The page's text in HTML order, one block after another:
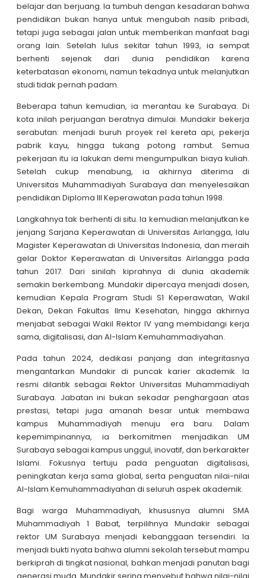
belajar dan berjuang. Ia tumbuh dengan kesadaran bahwa
pendidikan bukan hanya untuk mengubah nasib pribadi,
tetapi juga sebagai jalan untuk memberikan manfaat bagi
orang lain. Setelah lulus sekitar tahun 1993, ia sempat
berhenti sejenak dari dunia pendidikan karena
keterbatasan ekonomi, namun tekadnya untuk melanjutkan
studi tidak pernah padam.
Beberapa tahun kemudian, ia merantau ke Surabaya. Di
kota inilah perjuangan beratnya dimulai. Mundakir bekerja
serabutan: menjadi buruh proyek rel kereta api, pekerja
pabrik kayu, hingga tukang potong rambut. Semua
pekerjaan itu ia lakukan demi mengumpulkan biaya kuliah.
Setelah cukup menabung, ia akhirnya diterima di
Universitas Muhammadiyah Surabaya dan menyelesaikan
pendidikan Diploma III Keperawatan pada tahun 1998.
Langkahnya tak berhenti di situ. Ia kemudian melanjutkan ke
jenjang Sarjana Keperawatan di Universitas Airlangga, lalu
Magister Keperawatan di Universitas Indonesia, dan meraih
gelar Doktor Keperawatan di Universitas Airlangga pada
tahun 2017. Dari sinilah kiprahnya di dunia akademik
semakin berkembang. Mundakir dipercaya menjadi dosen,
kemudian Kepala Program Studi S1 Keperawatan, Wakil
Dekan, Dekan Fakultas Ilmu Kesehatan, hingga akhirnya
menjabat sebagai Wakil Rektor IV yang membidangi kerja
sama, digitalisasi, dan Al-Islam Kemuhammadiyahan.
Pada tahun 2024, dedikasi panjang dan integritasnya
mengantarkan Mundakir di puncak karier akademik. Ia
resmi dilantik sebagai Rektor Universitas Muhammadiyah
Surabaya. Jabatan ini bukan sekadar penghargaan atas
prestasi, tetapi juga amanah besar untuk membawa
kampus Muhammadiyah menuju era baru. Dalam
kepemimpinannya, ia berkomitmen menjadikan UM
Surabaya sebagai kampus unggul, inovatif, dan berkarakter
Islami. Fokusnya tertuju pada penguatan digitalisasi,
peningkatan kerja sama global, serta penguatan nilai-nilai
Al-Islam Kemuhammadiyahan di seluruh aspek akademik.
Bagi warga Muhammadiyah, khususnya alumni SMA
Muhammadiyah 1 Babat, terpilihnya Mundakir sebagai
rektor UM Surabaya menjadi kebanggaan tersendiri. Ia
menjadi bukti nyata bahwa alumni sekolah tersebut mampu
berkiprah di tingkat nasional, bahkan menjadi panutan bagi